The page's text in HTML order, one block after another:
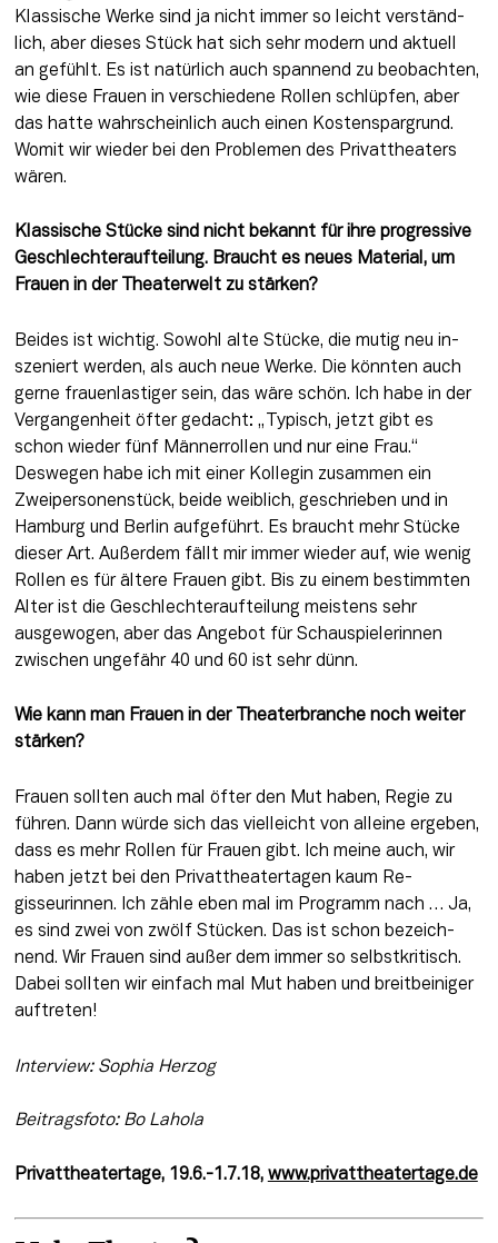
Klassische Werke sind ja nicht immer so leicht verständ­
lich, aber dieses Stück hat sich sehr modern und aktuell
an­ gefühlt. Es ist natürlich auch spannend zu beobachten,
wie diese Frauen in verschiedene Rollen schlüpfen, aber
das hatte wahrscheinlich auch ei­nen Kostenspargrund.
Womit wir wieder bei den Problemen des Privattheaters
wären.
Klassische Stücke sind nicht bekannt für ihre progressive
Geschlechteraufteilung. Braucht es neues Material, um
Frauen in der Theaterwelt zu stärken?
Beides ist wichtig. Sowohl alte Stücke, die mutig neu in­
szeniert werden, als auch neue Werke. Die könnten auch
gerne frauenlastiger sein, das wäre schön. Ich habe in der
Vergangenheit öfter gedacht: „Typisch, jetzt gibt es
schon wieder fünf Männerrollen und nur eine Frau.“
Deswegen habe ich mit einer Kollegin zusam­men ein
Zweipersonenstück, beide weiblich, geschrieben und in
Hamburg und Berlin aufgeführt. Es braucht mehr Stücke
dieser Art. Außerdem fällt mir immer wieder auf, wie wenig
Rollen es für äl­tere Frauen gibt. Bis zu einem bestimmten
Alter ist die Geschlechteraufteilung meistens sehr
ausgewogen, aber das An­gebot für Schauspielerinnen
zwischen ungefähr 40 und 60 ist sehr dünn.
Wie kann man Frauen in der Theaterbranche noch weiter
stärken?
Frauen sollten auch mal öfter den Mut haben, Regie zu
führen. Dann würde sich das vielleicht von alleine ergeben,
dass es mehr Rollen für Frauen gibt. Ich meine auch, wir
haben jetzt bei den Privattheatertagen kaum Re­
gisseurinnen. Ich zähle eben mal im Programm nach … Ja,
es sind zwei von zwölf Stü­cken. Das ist schon bezeich­
nend. Wir Frauen sind außer­ dem immer so selbstkritisch.
Dabei sollten wir einfach mal Mut haben und breitbeiniger
auftreten!
Interview: Sophia Herzog
Beitragsfoto: Bo Lahola
Privattheatertage, 19.6.-1.7.18, www.privattheatertage.de